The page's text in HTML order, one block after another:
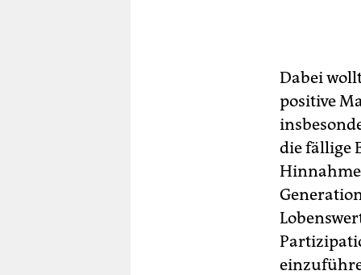
Dabei
positive
die fällige